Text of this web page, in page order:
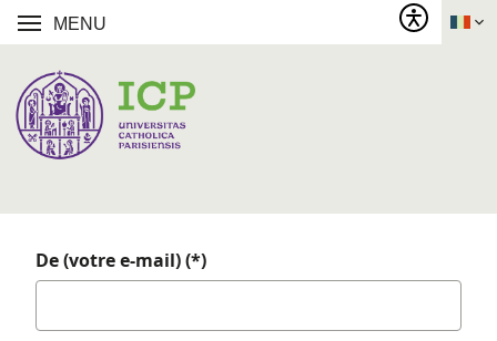
MENU
De (votre e-mail) (*)